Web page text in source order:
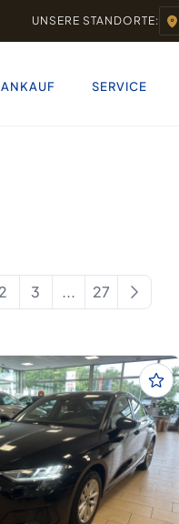
UNSERE STANDORTE:
ANKAUF SERVICE
2 3 ... 27 Page 2